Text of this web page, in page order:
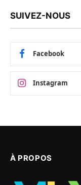
SUIVEZ-NOUS
Facebook
Instagram
À PROPOS